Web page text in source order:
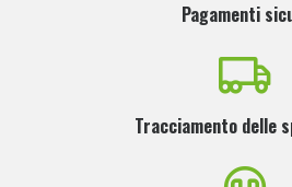
Pagamenti
Tracciamento delle